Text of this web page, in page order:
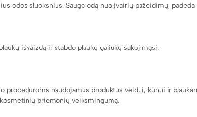
odos sluoksnius. Saugo odą nuo įvairių pažeidimų,
išvaizdą ir stabdo plaukų galiukų šakojimąsi.
naudojamus produktus veidui, kūnui ir
priemonių veiksmingumą.